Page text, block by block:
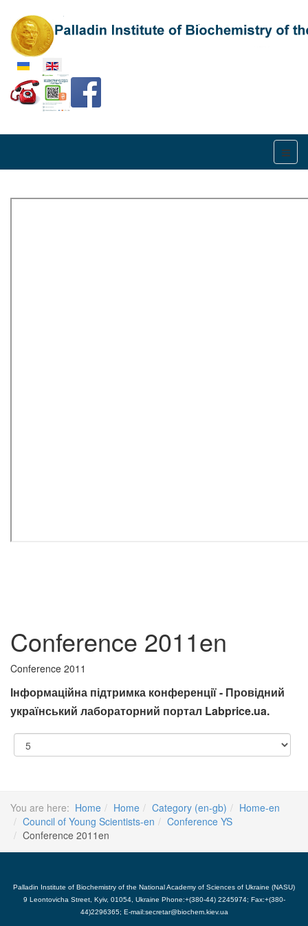
Select your language
Conference 2011en
Conference 2011
Інформаційна підтримка конференції - Провідний
український лабораторний портал Labprice.ua.
Display
#
You are here: Home Home Category (en-gb)
Home-en
Council of Young Scientists-en
Conference YS
Conference 2011en
Palladin Institute of Biochemistry of the National Academy of Sciences of Ukraine (NASU)
9 Leontovicha Street, Kyiv, 01054, Ukraine Phone:+(380-44) 2245974; Fax:+(380-
44)2296365; E-mail:secretar@biochem.kiev.ua